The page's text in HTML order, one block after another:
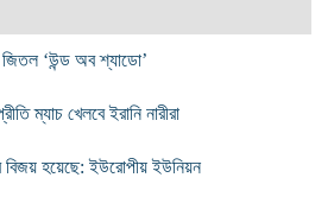
জিতল ‘উন্ড অব শ্যাডো’
ম্যাচ খেলবে ইরানি নারীরা
বিজয় হয়েছে: ইউরোপীয় ইউনিয়ন